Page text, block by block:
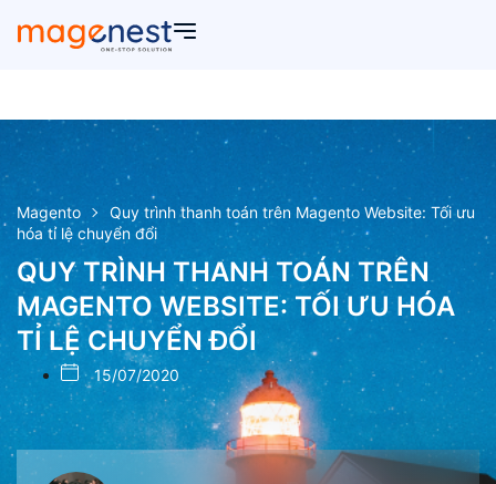
Magento
Quy trình thanh toán trên Magento Website: Tối ưu
hóa tỉ lệ chuyển đổi
QUY TRÌNH THANH TOÁN TRÊN
MAGENTO WEBSITE: TỐI ƯU HÓA
TỈ LỆ CHUYỂN ĐỔI
15/07/2020